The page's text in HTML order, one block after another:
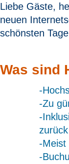
Liebe Gäste,
neuen
schönsten
Was sind
-
-Zu
-
zurück
-Meist
-